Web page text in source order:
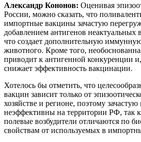
Александр Кононов: Оценивая
России, можно сказать, что
импортные вакцины зачастую
добавлением антигенов неактуальных
что создает дополнительную
животного. Кроме того,
приводит к антигенной конкуренции и,
снижает эффективность вакцинации.
Хотелось бы отметить, что
вакцин зависит только от
хозяйстве и регионе, поэтому
неэффективны на территории РФ, так
полевые возбудители отличаются по
свойствам от используемых в